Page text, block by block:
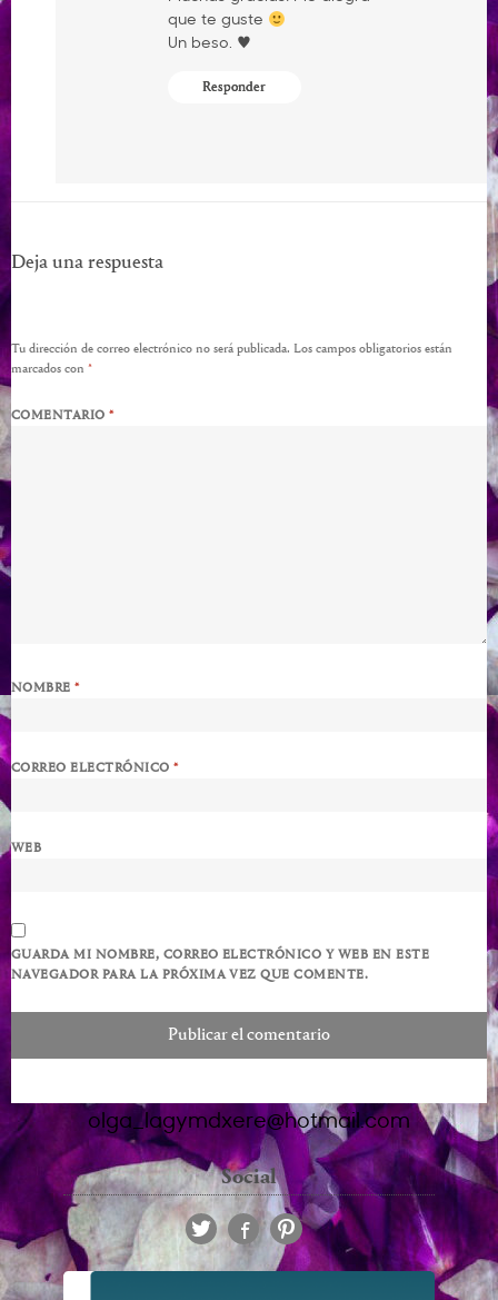
que te guste
Un beso. ♥
Responder
Deja una respuesta
Tu dirección de correo electrónico no será publicada. Los campos obligatorios están
marcados con *
COMENTARIO*
NOMBRE*
CORREO ELECTRÓNICO*
WEB
GUARDA MI NOMBRE, CORREO ELECTRÓNICO Y WEB EN ESTE
NAVEGADOR PARA LA PRÓXIMA VEZ QUE COMENTE.
olga_lagymdxere@hotmail.com
Social